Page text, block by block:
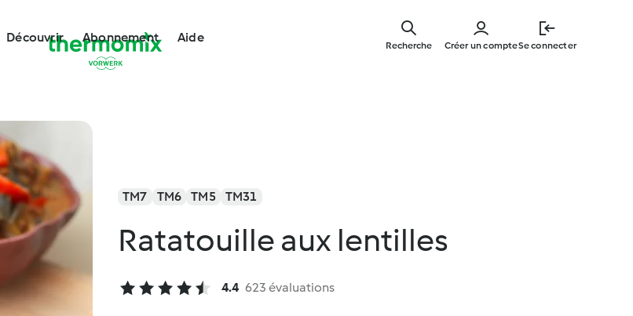
main
Découvrir Abonnement Aide
Créer un compteSe connecter
Recherche
TM7 TM6 TM5 TM31
Ratatouille aux lentilles
4.4 623 évaluations